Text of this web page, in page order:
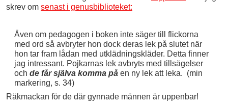
skrev om senast i genusbiblioteket:
Även om pedagogen i boken inte säger till flickorna
med ord så avbryter hon dock deras lek på slutet när
hon tar fram lådan med utklädningskläder. Detta finner
jag intressant. Pojkarnas lek avbryts med tillsägelser
och de får själva komma på en ny lek att leka. (min
markering, s. 34)
Räkmackan för de där gynnade männen är uppenbar!